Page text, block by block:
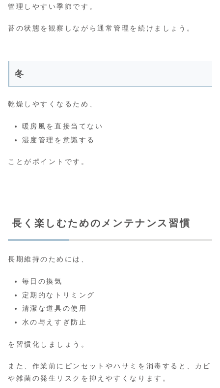
管理しやすい季節です。
苔の状態を観察しながら通常管理を続けましょう。
冬
乾燥しやすくなるため、
暖房風を直接当てない
湿度管理を意識する
ことがポイントです。
長く楽しむためのメンテナンス習慣
長期維持のためには、
毎日の換気
定期的なトリミング
清潔な道具の使用
水の与えすぎ防止
を習慣化しましょう。
また、作業前にピンセットやハサミを消毒すると、カビ
や雑菌の発生リスクを抑えやすくなります。